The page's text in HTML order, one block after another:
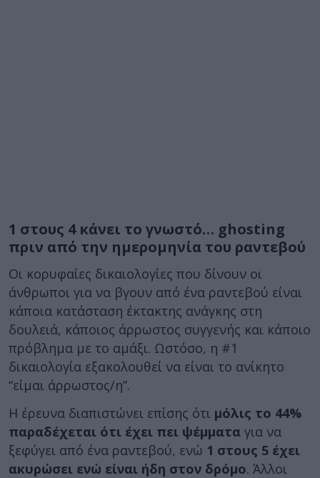
1 στους 4 κάνει το γνωστό… ghosting
πριν από την ημερομηνία του ραντεβού
Οι κορυφαίες δικαιολογίες που δίνουν οι
άνθρωποι για να βγουν από ένα ραντεβού είναι
κάποια κατάσταση έκτακτης ανάγκης στη
δουλειά, κάποιος άρρωστος συγγενής και κάποιο
πρόβλημα με το αμάξι. Ωστόσο, η #1
δικαιολογία εξακολουθεί να είναι το ανίκητο
“είμαι άρρωστος/η”.
Η έρευνα διαπιστώνει επίσης ότι μόλις το 44%
παραδέχεται ότι έχει πει ψέμματα για να
ξεφύγει από ένα ραντεβού, ενώ 1 στους 5 έχει
ακυρώσει ενώ είναι ήδη στον δρόμο. Άλλοι